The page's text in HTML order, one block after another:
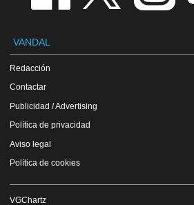
VANDAL
Redacción
Contactar
Publicidad / Advertising
Política de privacidad
Aviso legal
Política de cookies
VGChartz